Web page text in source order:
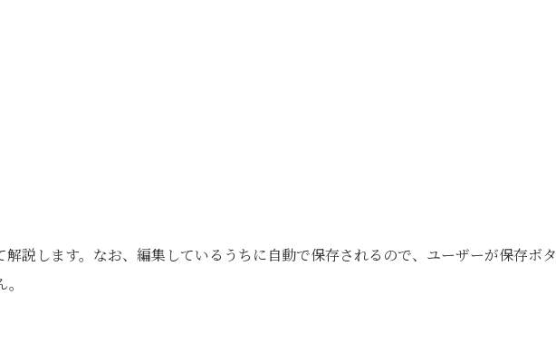
説します。なお、編集しているうちに自動で保存されるので、ユーザーが保存ボタ